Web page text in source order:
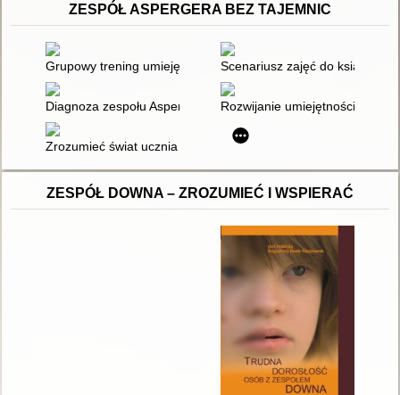
ZESPÓŁ ASPERGERA BEZ TAJEMNIC
Grupowy trening umiejętności społecznych : dla dzieci i
Scenariusz zajęć do książki
Diagnoza zespołu Aspergera Rozwijanie umiejętności
Zrozumieć świat ucznia z zespołem Aspergera
ZESPÓŁ DOWNA – ZROZUMIEĆ I WSPIERAĆ